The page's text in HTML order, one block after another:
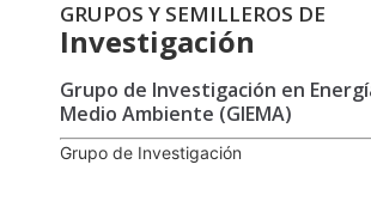
GRUPOS Y SEMILLEROS DE
Investigación
Grupo de Investigación en
Medio Ambiente (GIEMA)
Grupo de Investigación